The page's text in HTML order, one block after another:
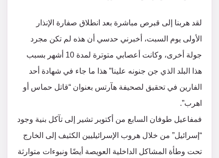
لقد هربنا إلى قبرص مباشرة بعد انطلاق صفارة الإنذار
الأولى يوم السبت، أخبرني حدسي أن هذه لم تكن مجرد
جولة أخرى، وكانت أعصابي متوترة لمدة 10 أشهر بسبب
هذا البلد الذي جن جنونه علينا” هذا ما جاء في شهادة أحد
الفارين في تحقيق لصحيفة هآرتس بعنوان “قاتل حماس أو
اهرب”.
فمفاعيل طوفان السابع من أكتوبر تشير إلى تآكل بنية وجود
“إسرائيل” من خلال هروب الإسرائيليين الكثيف إلى الخارج
تحت وطأة المشاكل الداخلية العويصة أيضًا ونبوءات متوارثة